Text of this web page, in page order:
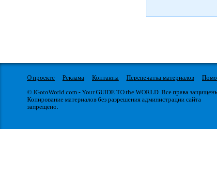
О проекте Реклама Контакты Перепечатка материалов
© IGotoWorld.com - Your GUIDE TO the WORLD. Все права
Копирование материалов без разрешения администрации сайта
запрещено.